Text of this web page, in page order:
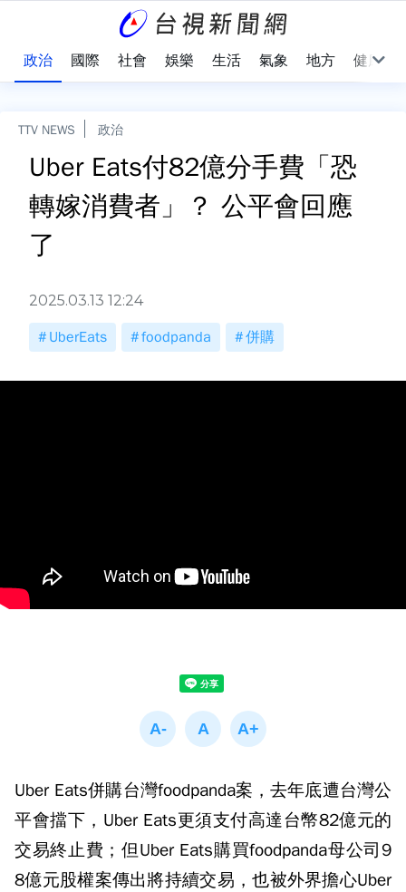
政治 國際 社會 娛樂 生活 氣象 地方 健康
TTV NEWS 政治
Uber Eats付82億分手費「恐
轉嫁消費者」？ 公平會回應
了
2025.03.13 12:24
UberEats foodpanda 併購
Uber Eats併購台灣foodpanda案，去年底遭台灣公
平會擋下，Uber Eats更須支付高達台幣82億元的
交易終止費；但Uber Eats購買foodpanda母公司9
8億元股權案傳出將持續交易，也被外界擔心Uber